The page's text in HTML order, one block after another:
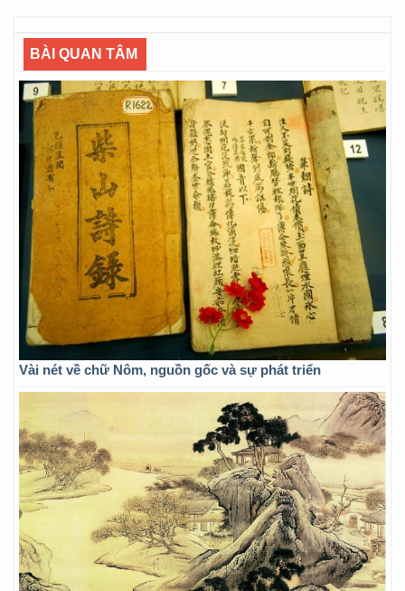
BÀI QUAN TÂM
Vài nét về chữ Nôm, nguồn gốc và sự phát triển